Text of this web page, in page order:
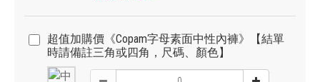
超值加購價《Copam字母素面中性內褲》【結單
時請備註三角或四角，尺碼、顏色】